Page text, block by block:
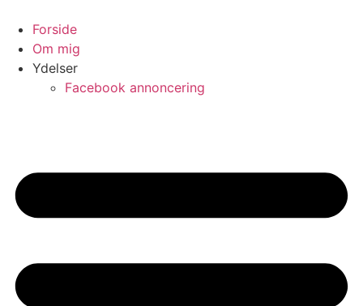
content
Forside
Om mig
Ydelser
Facebook annoncering